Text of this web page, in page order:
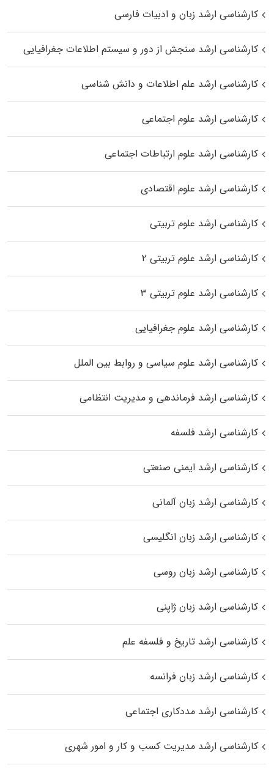
کارشناسی ارشد زبان و ادبیات فارسی
کارشناسی ارشد سنجش از دور و سیستم اطلاعات جغرافیایی
کارشناسی ارشد علم اطلاعات و دانش شناسی
کارشناسی ارشد علوم اجتماعی
کارشناسی ارشد علوم ارتباطات اجتماعی
کارشناسی ارشد علوم اقتصادی
کارشناسی ارشد علوم تربیتی
کارشناسی ارشد علوم تربیتی ۲
کارشناسی ارشد علوم تربیتی ۳
کارشناسی ارشد علوم جغرافیایی
کارشناسی ارشد علوم سیاسی و روابط بین الملل
کارشناسی ارشد فرماندهی و مدیریت انتظامی
کارشناسی ارشد فلسفه
کارشناسی ارشد ایمنی صنعتی
کارشناسی ارشد زبان آلمانی
کارشناسی ارشد زبان انگلیسی
کارشناسی ارشد زبان روسی
کارشناسی ارشد زبان ژاپنی
کارشناسی ارشد تاریخ و فلسفه علم
کارشناسی ارشد زبان فرانسه
کارشناسی ارشد مددکاری اجتماعی
کارشناسی ارشد مدیریت کسب و کار و امور شهری